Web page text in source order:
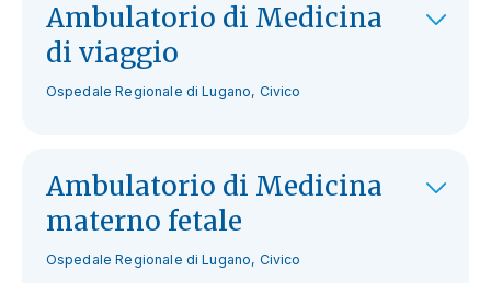
Ambulatorio di Medicina
di viaggio
Ospedale Regionale di Lugano, Civico
Ambulatorio di Medicina
materno fetale
Ospedale Regionale di Lugano, Civico